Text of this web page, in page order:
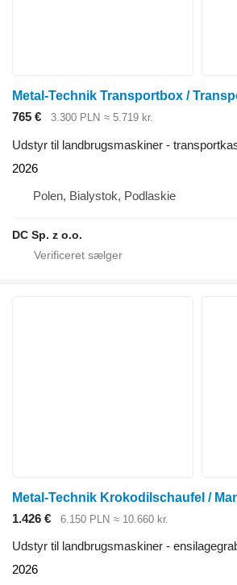
765 € 3.300 PLN ≈ 5.719 kr.
Udstyr til landbrugsmaskiner -
2026
Polen, Bialystok, Podlaskie
DC Sp. z o.o.
1.426 € 6.150 PLN ≈ 10.660 kr.
Udstyr til landbrugsmaskiner -
2026